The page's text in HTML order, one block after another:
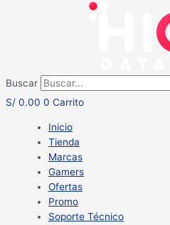
Buscar
S/ 0.00 0 Carrito
Inicio
Tienda
Marcas
Gamers
Ofertas
Promo
Soporte Técnico